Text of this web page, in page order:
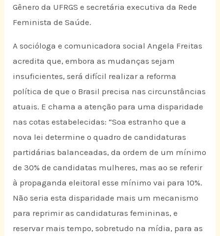
Gênero da UFRGS e secretária executiva da Rede
Feminista de Saúde.
A socióloga e comunicadora social Angela Freitas
acredita que, embora as mudanças sejam
insuficientes, será difícil realizar a reforma
política de que o Brasil precisa nas circunstâncias
atuais. E chama a atenção para uma disparidade
nas cotas estabelecidas: “Soa estranho que a
nova lei determine o quadro de candidaturas
partidárias balanceadas, da ordem de um mínimo
de 30% de candidatas mulheres, mas ao se referir
à propaganda eleitoral esse mínimo vai para 10%.
Não seria esta disparidade mais um mecanismo
para reprimir as candidaturas femininas, e
reservar mais tempo, sobretudo na mídia, para as